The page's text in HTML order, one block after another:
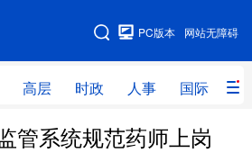
网站无障碍
PC版本
高层 时政 人事 国际 财
网站地图
时政 人事
管系统规范药师上岗